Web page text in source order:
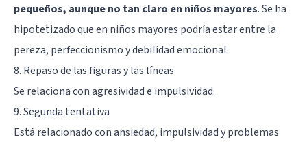
pequeños, aunque no tan claro en niños mayores. Se ha
hipotetizado que en niños mayores podría estar entre la
pereza, perfeccionismo y debilidad emocional.
8. Repaso de las figuras y las líneas
Se relaciona con agresividad e impulsividad.
9. Segunda tentativa
Está relacionado con ansiedad, impulsividad y problemas